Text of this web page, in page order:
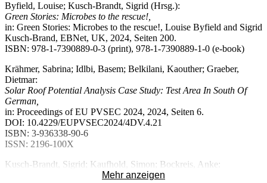
Projektleiter:Prof. Dietmar Graeber
Projektlaufzeit:01.01.2022 – 31.12.2024
Mittelgeber:Land – UM
Programmname:Zukunftsprogramm Wasserstoff BW
Projektbeschreibung:
Um im Rahmen der Energiewende den Neubau von
Stromübertragungsnetzen auf ein Mindestmaß zu beschränken, sind
bestehende Höchstspannungsleitungen nach Möglichkeit höher als
bisher auszulasten. Netzbooster auf Basis von
Großbatteriespeichern führen jedoch insbesondere bei hoher
Speicherkapazität zu extremen Kosten, großem Platzbedarf und
einem hohen Verbrauch knapper Ressourcen. Im Projekt wird ein
innovatives Konzept eines Wasserstoff-Hybrid-Netzboosters
entwickelt. Hier soll ein vergleichsweise kleiner Batteriespeicher
durch einen großen Wasserstoff-speicher ergänzt werden. Es wird
Byfield, Louise; Kusch-Brandt, Sigrid (Hrsg.):
Green Stories: Microbes to the rescue!,
in: Green Stories: Microbes to the rescue!, Louise Byfield and Sigrid
Kusch-Brand, EBNet, UK, 2024, Seiten 200.
ISBN: 978-1-7390889-0-3 (print), 978-1-7390889-1-0 (e-book)
Krähmer, Sabrina; Idlbi, Basem; Belkilani, Kaouther; Graeber,
Dietmar:
Solar Roof Potential Analysis Case Study: Test Area In South Of
German,
in: Proceedings of EU PVSEC 2024, 2024, Seiten 6.
DOI: 10.4229/EUPVSEC2024/4DV.4.21
ISBN: 3-936338-90-6
ISSN: 2196-100X
Kusch-Brandt, Sigrid; Kaufhold, Simon; Bockreis, Anke:
The circular bioeconomy as a regional task (Editorial),
Mehr anzeigen